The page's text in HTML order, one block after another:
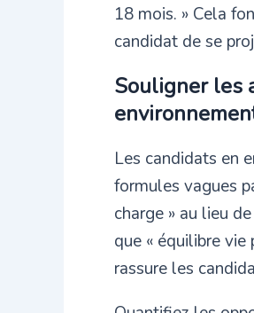
18 mois. » Cela
candidat de se
Souligner les
Les candidats en
formules vagues
charge » au lieu
que « équilibre vie
rassure les